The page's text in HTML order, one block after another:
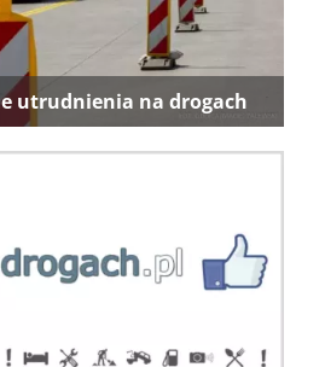
utrudnienia na drogach